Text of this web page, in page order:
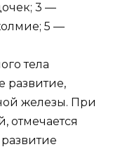
3 —
5 —
тела
развитие,
железы. При
отмечается